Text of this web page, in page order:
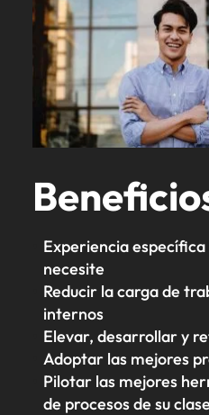
Experiencia
necesite
Reducir la carga de
internos
Elevar, desarrollar y
Adoptar las mejores
Pilotar las mejores
de procesos de su clase